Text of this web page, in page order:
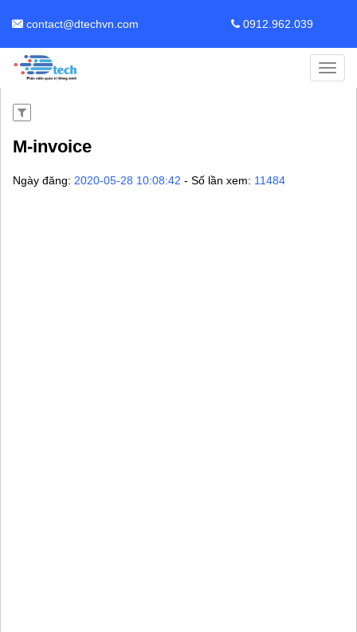
contact@dtechvn.com 0912.962.039
M-invoice
Ngày đăng: 2020-05-28 10:08:42 - Số lần xem: 11484